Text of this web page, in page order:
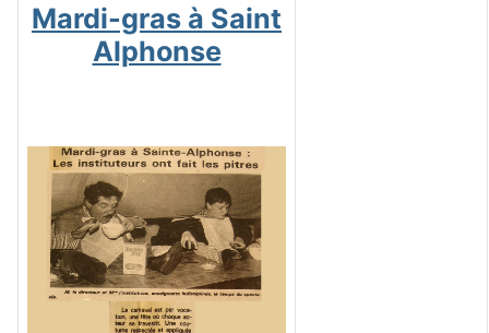
Mardi-gras à Saint
Alphonse